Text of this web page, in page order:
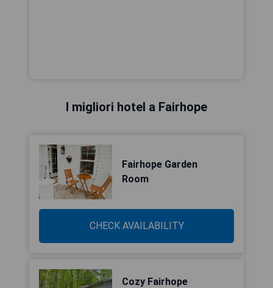
I migliori hotel a Fairhope
Fairhope Garden
Room
CHECK AVAILABILITY
Cozy Fairhope